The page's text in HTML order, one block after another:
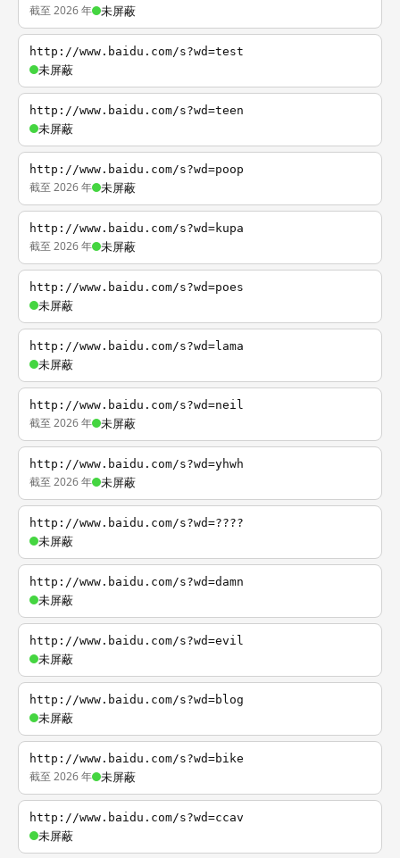
截至 2026 年 未屏蔽
http://www.baidu.com/s?wd=test
未屏蔽
http://www.baidu.com/s?wd=teen
未屏蔽
http://www.baidu.com/s?wd=poop
截至 2026 年 未屏蔽
http://www.baidu.com/s?wd=kupa
截至 2026 年 未屏蔽
http://www.baidu.com/s?wd=poes
未屏蔽
http://www.baidu.com/s?wd=lama
未屏蔽
http://www.baidu.com/s?wd=neil
截至 2026 年 未屏蔽
http://www.baidu.com/s?wd=yhwh
截至 2026 年 未屏蔽
http://www.baidu.com/s?wd=????
未屏蔽
http://www.baidu.com/s?wd=damn
未屏蔽
http://www.baidu.com/s?wd=evil
未屏蔽
http://www.baidu.com/s?wd=blog
未屏蔽
http://www.baidu.com/s?wd=bike
截至 2026 年 未屏蔽
http://www.baidu.com/s?wd=ccav
未屏蔽